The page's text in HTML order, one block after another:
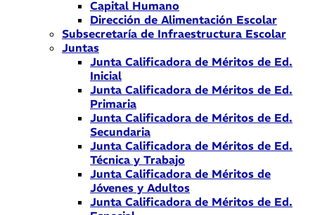
Capital Humano
Dirección de Alimentación Escolar
Subsecretaría de Infraestructura Escolar
Juntas
Junta Calificadora de Méritos de Ed.
Inicial
Junta Calificadora de Méritos de Ed.
Primaria
Junta Calificadora de Méritos de Ed.
Secundaria
Junta Calificadora de Méritos de Ed.
Técnica y Trabajo
Junta Calificadora de Méritos de
Jóvenes y Adultos
Junta Calificadora de Méritos de Ed.